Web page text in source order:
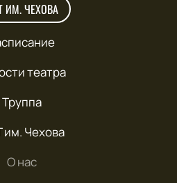
ИМ. ЧЕХОВА
театра
Труппа
Чехова
О нас